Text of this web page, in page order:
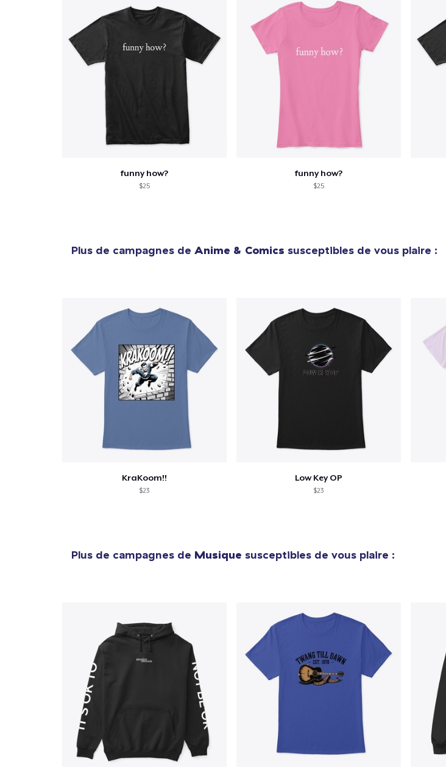
funny how?
$25
funny how?
$25
Plus de campagnes de Anime & Comics susceptibles de vous plaire :
KraKoom!!
$23
Low Key OP
$23
Plus de campagnes de Musique susceptibles de vous plaire :
article ajouté au Panier
Die Cut Sticker
6,99 $US
Unisex Classic Pullover Hoodie
40,99 $US